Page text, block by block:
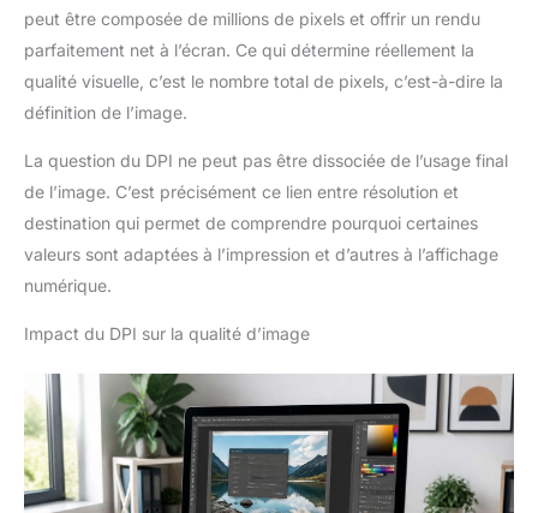
peut être composée de millions de pixels et offrir un rendu
parfaitement net à l’écran. Ce qui détermine réellement la
qualité visuelle, c’est le nombre total de pixels, c’est-à-dire la
définition de l’image.
La question du DPI ne peut pas être dissociée de l’usage final
de l’image. C’est précisément ce lien entre résolution et
destination qui permet de comprendre pourquoi certaines
valeurs sont adaptées à l’impression et d’autres à l’affichage
numérique.
Impact du DPI sur la qualité d’image